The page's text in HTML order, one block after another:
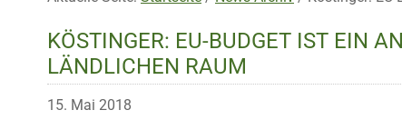
KÖSTINGER: EU-BUDGET IST EIN
LÄNDLICHEN RAUM
15. Mai 2018